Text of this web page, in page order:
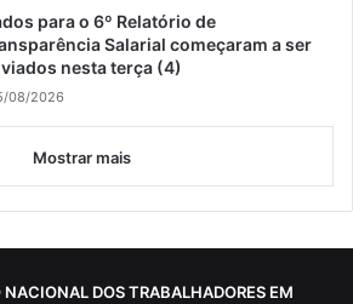
para o 6º Relatório de
Salarial começaram a ser
nesta terça (4)
08/2026
Mostrar mais
DOS TRABALHADORES EM